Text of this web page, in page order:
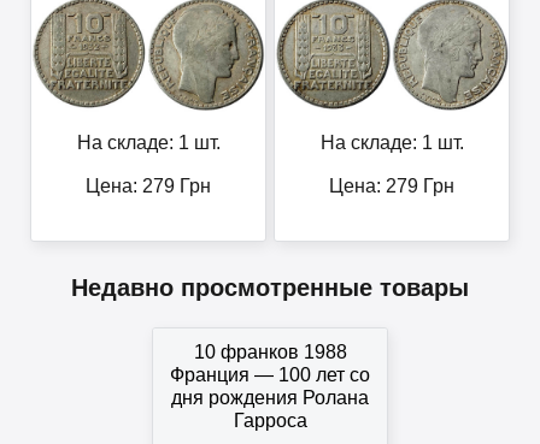
На складе: 1 шт.
Цена: 279 Грн
На складе: 1 шт.
Цена: 279 Грн
Недавно просмотренные товары
10 франков 1988
Франция — 100 лет со
дня рождения Ролана
Гарроса